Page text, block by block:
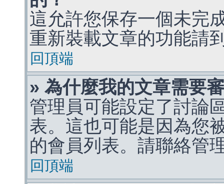
這允許您保存一個未完
重新裝載文章的功能請
回頂端
» 為什麼我的文章需要
管理員可能設定了討論
表。這也可能是因為您
的會員列表。請聯絡管
回頂端